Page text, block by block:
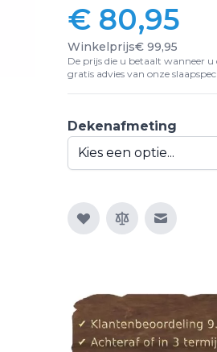
Vanaf:
€ 80,95
Winkelprijs€ 99,95
De prijs die u betaalt wanneer
gratis advies van onze
Dekenafmeting
E-mail